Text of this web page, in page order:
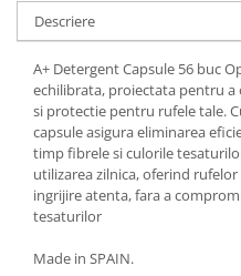
Descriere
A+ Detergent Capsule 56 buc
echilibrata, proiectata pentru
si protectie pentru rufele tale.
capsule asigura eliminarea
timp fibrele si culorile
utilizarea zilnica, oferind
ingrijire atenta, fara a
tesaturilor
Made in SPAIN.